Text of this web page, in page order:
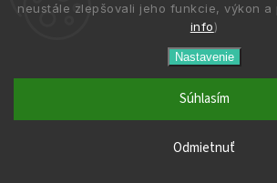
neustále zlepšovali jeho funkcie, výkon a
info)
Nastavenie
Odmietnuť
Súhlasím